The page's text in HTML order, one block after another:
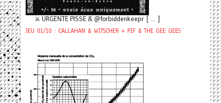
⚔️ URGENTE PISSE & @forbiddenkeepr [ ... ]
JEU 01/10 : CALLAHAN & WITSCHER + PIF & THE GEE GEES